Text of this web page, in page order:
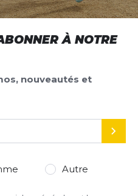
À NOTRE
nouveautés et
Autre